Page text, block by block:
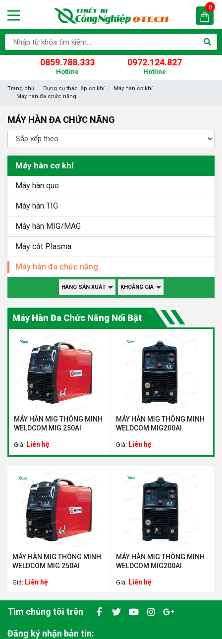
0859.788.333
Hotline
0972.124.827
Hotline
0
Trang chủ Dụng cụ tháo lắp cơ khí
Máy hàn cơ khí
Máy hàn đa chức năng
MÁY HÀN ĐA CHỨC NĂNG
Máy Hàn Đa Chức Năng Nổi Bật
MÁY HÀN MIG THÔNG MINH
WELDCOM MIG 250AI
Giá: Liên hệ
MÁY HÀN MIG THÔNG MINH
WELDCOM MIG200AI
Giá: Liên hệ
MÁY HÀN MIG THÔNG MINH
WELDCOM MIG 250AI
Giá: Liên hệ
MÁY HÀN MIG THÔNG MINH
WELDCOM MIG200AI
Giá: Liên hệ
Máy hàn cơ khí
Máy hàn que
Máy hàn TIG
Máy hàn MIG/MAG
Máy cắt Plasma
Máy hàn đa chức năng
HÃNG SẢN XUẤT KHOẢNG GIÁ
Tìm chúng tôi trên
Đăng ký nhận bản tin: